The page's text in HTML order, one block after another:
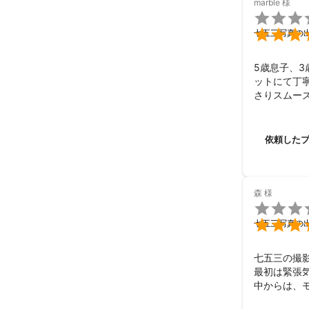
当日は緊張を
温かい思い出
marble 様
七五三写真の
5歳息子、3
ットにて丁
さりスムー
前にリク
依頼した
森 様
七五三写真の
七五三の撮
最初は緊張
中からは、